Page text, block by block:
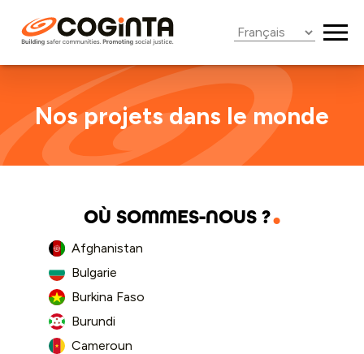
Roster
Nos projets dans le monde
OÙ SOMMES-NOUS ?
Afghanistan
Bulgarie
Burkina Faso
Burundi
Cameroun